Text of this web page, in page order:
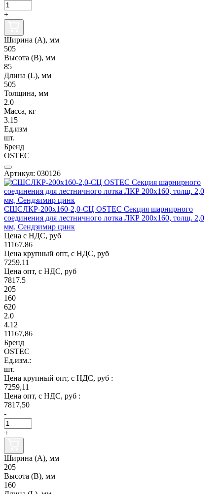
+
Ширина (А), мм
505
Высота (В), мм
85
Длина (L), мм
505
Толщина, мм
2.0
Масса, кг
3.15
Ед.изм
шт.
Бренд
OSTEC
Артикул: 030126
СШСЛКР-200х160-2,0-СЦ OSTEC Секция шарнирного
соединения для лестничного лотка ЛКР 200х160, толщ. 2,0
мм, Сендзимир цинк
Цена с НДС, руб
11167.86
Цена крупный опт, с НДС, руб
7259.11
Цена опт, с НДС, руб
7817.5
205
160
620
2.0
4.12
11167,86
Бренд
OSTEC
Ед.изм.:
шт.
Цена крупный опт, с НДС, руб :
7259,11
Цена опт, с НДС, руб :
7817,50
-
+
Ширина (А), мм
205
Высота (В), мм
160